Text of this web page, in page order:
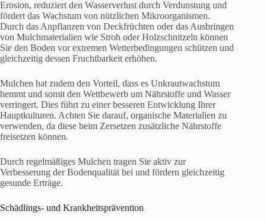
Erosion, reduziert den Wasserverlust durch Verdunstung und
fördert das Wachstum von nützlichen Mikroorganismen.
Durch das Anpflanzen von Deckfrüchten oder das Ausbringen
von Mulchmaterialien wie Stroh oder Holzschnitzeln können
Sie den Boden vor extremen Wetterbedingungen schützen und
gleichzeitig dessen Fruchtbarkeit erhöhen.
Mulchen hat zudem den Vorteil, dass es Unkrautwachstum
hemmt und somit den Wettbewerb um Nährstoffe und Wasser
verringert. Dies führt zu einer besseren Entwicklung Ihrer
Hauptkulturen. Achten Sie darauf, organische Materialien zu
verwenden, da diese beim Zersetzen zusätzliche Nährstoffe
freisetzen können.
Durch regelmäßiges Mulchen tragen Sie aktiv zur
Verbesserung der Bodenqualität bei und fördern gleichzeitig
gesunde Erträge.
Schädlings- und Krankheitsprävention